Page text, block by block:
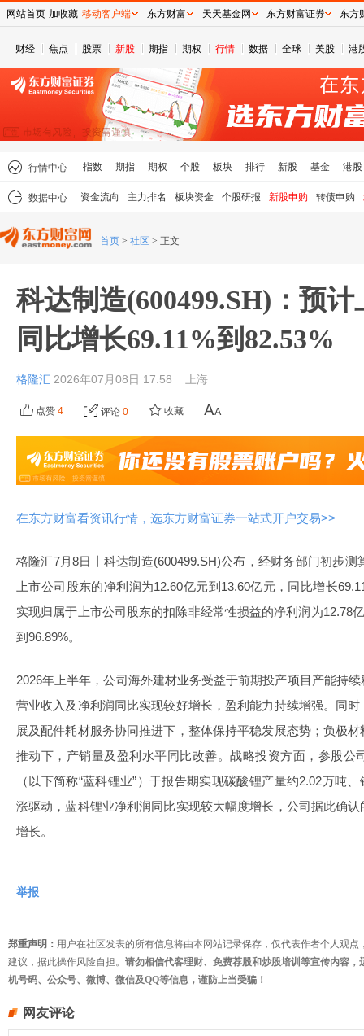
财经 焦点 股票 新股 期指 期权 行情 数据 全球 美股 港
行情中心 指数 期指 期权 个股 板块 排行 新股 基金 港股
数据中心 资金流向 主力排名 板块资金 个股研报 新股申购 转债申购
首页 > 社区 > 正文
科达制造(600499.SH)：预
同比增长69.11%到82.53%
格隆汇 2026年07月08日 17:58 上海
点赞 4 评论 0 收藏
在东方财富看资讯行情，选东方财富证券一站式开户交易>>
格隆汇7月8日丨科达制造(600499.SH)公布，经财务部门初步
上市公司股东的净利润为12.60亿元到13.60亿元，同比增长
实现归属于上市公司股东的扣除非经常性损益的净利润为12.78
到96.89%。
2026年上半年，公司海外建材业务受益于前期投产项目产能持
营业收入及净利润同比实现较好增长，盈利能力持续增强。同
展及配件耗材服务协同推进下，整体保持平稳发展态势；负极
推动下，产销量及盈利水平同比改善。战略投资方面，参股公
（以下简称“蓝科锂业”）于报告期实现碳酸锂产量约2.02万吨
涨驱动，蓝科锂业净利润同比实现较大幅度增长，公司据此确
增长。
举报
郑重声明： 用户在社区发表的所有信息将由本网站记录保存，仅代表作者个人观
建议，据此操作风险自担。 请勿相信代客理财、免费荐股和炒股培训等宣传内容
机号码、公众号、微博、微信及QQ等信息，谨防上当受骗！
网友评论
网站首页 加收藏 移动客户端 东方财富 天天基金网 东方财富证券 东方